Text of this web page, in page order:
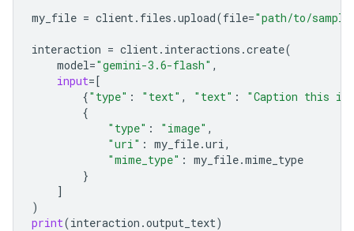
my_file = client. files .upload(file="path/to/
interaction = client. interactions .create(
model="gemini-3.6-flash" ,
input=[
{"type" : "text" , "text" :
"Caption this
{
"type" : "image" ,
"uri" : my_file.uri,
"mime_type" : my_file.mime_type
}
]
)
print(interaction .output_text)